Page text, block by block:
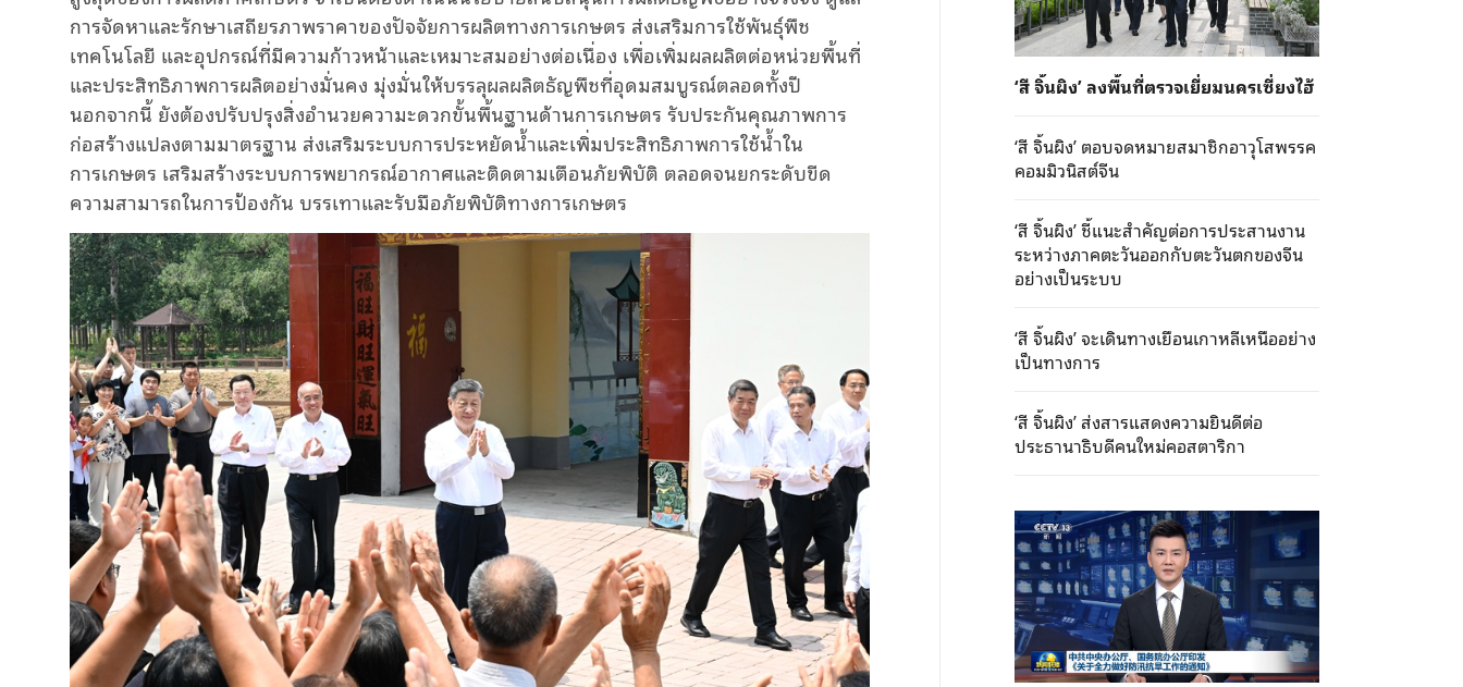
การจัดหาและรักษาเสถียรภาพราคาของปัจจัยการผลิตทางการเกษตร ส่งเสริมการใช้พันธุ์พืช
เทคโนโลยี และอุปกรณ์ที่มีความก้าวหน้าและเหมาะสมอย่างต่อเนื่อง เพื่อเพิ่มผลผลิตต่อหน่วยพื้นที่
และประสิทธิภาพการผลิตอย่างมั่นคง มุ่งมั่นให้บรรลุผลผลิตธัญพืชที่อุดมสมบูรณ์ตลอดทั้งปี
นอกจากนี้ ยังต้องปรับปรุงสิ่งอำนวยความะดวกขั้นพื้นฐานด้านการเกษตร รับประกันคุณภาพการ
ก่อสร้างแปลงตามมาตรฐาน ส่งเสริมระบบการประหยัดน้ำและเพิ่มประสิทธิภาพการใช้น้ำใน
การเกษตร เสริมสร้างระบบการพยากรณ์อากาศและติดตามเตือนภัยพิบัติ ตลอดจนยกระดับขีด
ความสามารถในการป้องกัน บรรเทาและรับมือภัยพิบัติทางการเกษตร
‘สี จิ้นผิง’ ลงพื้นที่ตรวจเยี่ยมนครเซี่ยงไฮ้
‘สี จิ้นผิง’ ตอบจดหมายสมาชิกอาวุโสพรรค
คอมมิวนิสต์จีน
‘สี จิ้นผิง’ ชี้แนะสำคัญต่อการประสานงาน
ระหว่างภาคตะวันออกกับตะวันตกของจีน
อย่างเป็นระบบ
‘สี จิ้นผิง’ จะเดินทางเยือนเกาหลีเหนืออย่าง
เป็นทางการ
‘สี จิ้นผิง’ ส่งสารแสดงความยินดีต่อ
ประธานาธิบดีคนใหม่คอสตาริกา